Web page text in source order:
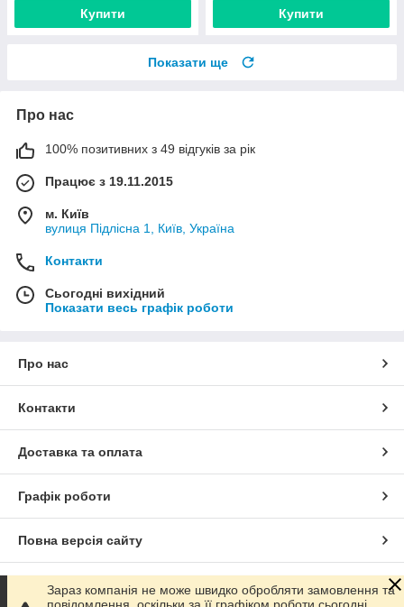
Купити Купити
Показати ще
Про нас
100% позитивних з 49 відгуків за рік
Працює з 19.11.2015
м. Київ
вулиця Підлісна 1, Київ, Україна
Контакти
Сьогодні вихідний
Показати весь графік роботи
Про нас
Контакти
Доставка та оплата
Графік роботи
Повна версія сайту
Сайт створено на маркетплейсі Prom.ua
Зараз компанія не може швидко обробляти замовлення та